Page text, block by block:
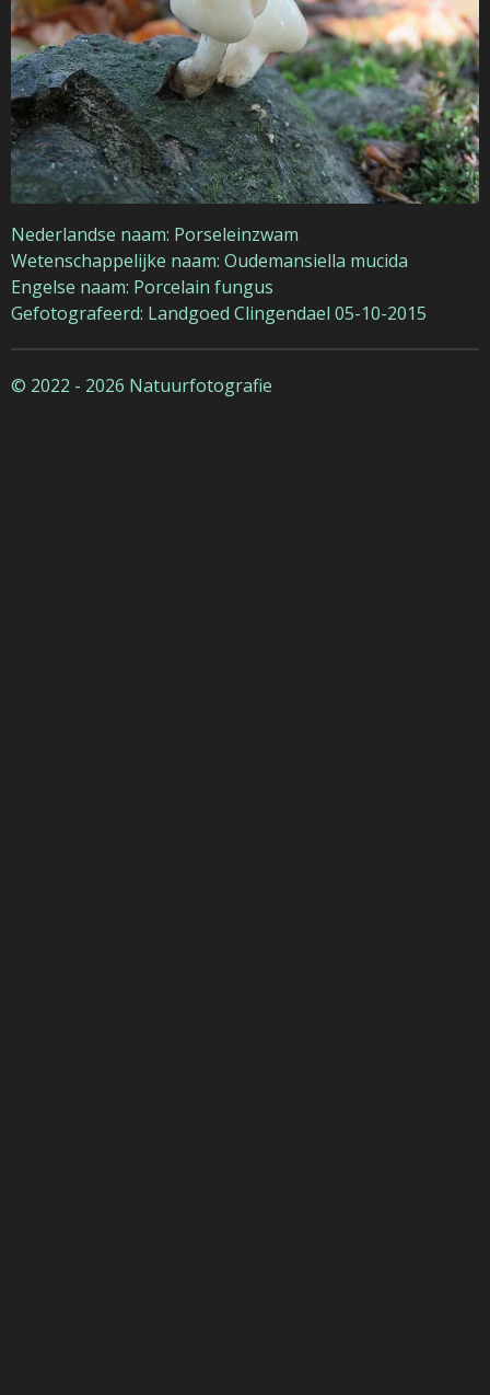
Nederlandse naam: Porseleinzwam
Wetenschappelijke naam: Oudemansiella mucida
Engelse naam: Porcelain fungus
Gefotografeerd: Landgoed Clingendael 05-10-2015
© 2022 - 2026 Natuurfotografie